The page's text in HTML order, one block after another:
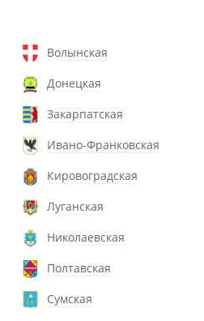
Волынская
Донецкая
Закарпатская
Ивано-Франковская
Кировоградская
Луганская
Николаевская
Полтавская
Сумская